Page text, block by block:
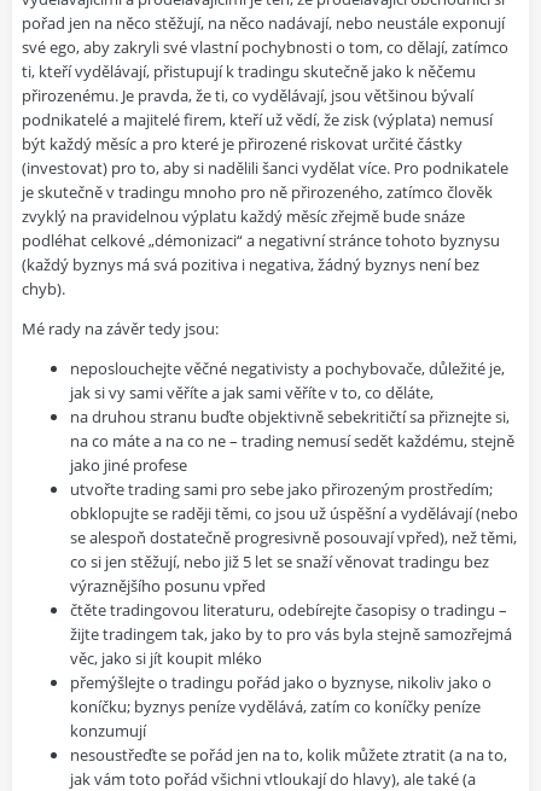
pořad jen na něco stěžují, na něco nadávají, nebo neustále exponují
své ego, aby zakryli své vlastní pochybnosti o tom, co dělají, zatímco
ti, kteří vydělávají, přistupují k tradingu skutečně jako k něčemu
přirozenému. Je pravda, že ti, co vydělávají, jsou většinou bývalí
podnikatelé a majitelé firem, kteří už vědí, že zisk (výplata) nemusí
být každý měsíc a pro které je přirozené riskovat určité částky
(investovat) pro to, aby si nadělili šanci vydělat více. Pro podnikatele
je skutečně v tradingu mnoho pro ně přirozeného, zatímco člověk
zvyklý na pravidelnou výplatu každý měsíc zřejmě bude snáze
podléhat celkové „démonizaci“ a negativní stránce tohoto byznysu
(každý byznys má svá pozitiva i negativa, žádný byznys není bez
chyb).
Mé rady na závěr tedy jsou:
neposlouchejte věčné negativisty a pochybovače, důležité je,
jak si vy sami věříte a jak sami věříte v to, co děláte,
na druhou stranu buďte objektivně sebekritičtí sa přiznejte si,
na co máte a na co ne – trading nemusí sedět každému, stejně
jako jiné profese
utvořte trading sami pro sebe jako přirozeným prostředím;
obklopujte se raději těmi, co jsou už úspěšní a vydělávají (nebo
se alespoň dostatečně progresivně posouvají vpřed), než těmi,
co si jen stěžují, nebo již 5 let se snaží věnovat tradingu bez
výraznějšího posunu vpřed
čtěte tradingovou literaturu, odebírejte časopisy o tradingu –
žijte tradingem tak, jako by to pro vás byla stejně samozřejmá
věc, jako si jít koupit mléko
přemýšlejte o tradingu pořád jako o byznyse, nikoliv jako o
koníčku; byznys peníze vydělává, zatím co koníčky peníze
konzumují
nesoustřeďte se pořád jen na to, kolik můžete ztratit (a na to,
jak vám toto pořád všichni vtloukají do hlavy), ale také (a